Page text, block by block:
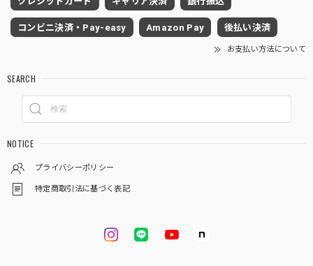
コンビニ決済・Pay-easy Amazon Pay 後払い決済
お支払い方法について
SEARCH
NOTICE
プライバシーポリシー
特定商取引法に基づく表記